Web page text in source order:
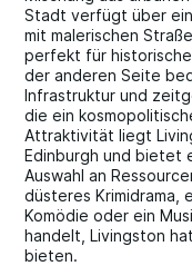
Stadt verfügt über
mit malerischen
perfekt für
der anderen Seite
Infrastruktur und
die ein
Attraktivität liegt
Edinburgh und bietet
Auswahl an
düsteres Krimidrama,
Komödie oder ein
handelt, Livingston
bieten.